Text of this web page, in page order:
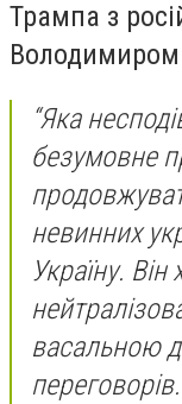
Трампа з
“Яка
безумовне
невинних
Україну.
васальною